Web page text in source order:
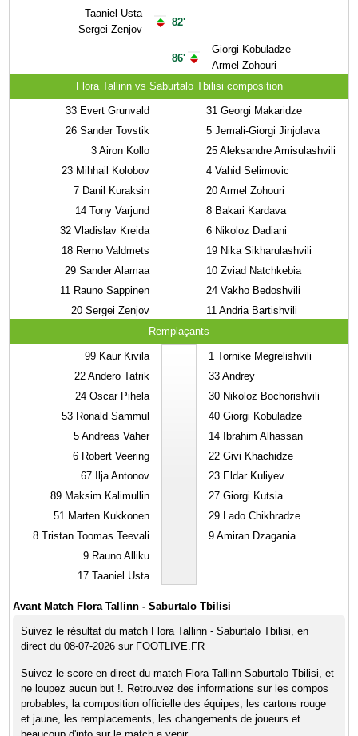
Taaniel Usta
Sergei Zenjov
82'
86'
Giorgi Kobuladze
Armel Zohouri
Flora Tallinn vs Saburtalo Tbilisi composition
33 Evert Grunvald
26 Sander Tovstik
3 Airon Kollo
23 Mihhail Kolobov
7 Danil Kuraksin
14 Tony Varjund
32 Vladislav Kreida
18 Remo Valdmets
29 Sander Alamaa
11 Rauno Sappinen
20 Sergei Zenjov
31 Georgi Makaridze
5 Jemali-Giorgi Jinjolava
25 Aleksandre Amisulashvili
4 Vahid Selimovic
20 Armel Zohouri
8 Bakari Kardava
6 Nikoloz Dadiani
19 Nika Sikharulashvili
10 Zviad Natchkebia
24 Vakho Bedoshvili
11 Andria Bartishvili
Remplaçants
99 Kaur Kivila
22 Andero Tatrik
24 Oscar Pihela
53 Ronald Sammul
5 Andreas Vaher
6 Robert Veering
67 Ilja Antonov
89 Maksim Kalimullin
51 Marten Kukkonen
8 Tristan Toomas Teevali
9 Rauno Alliku
17 Taaniel Usta
1 Tornike Megrelishvili
33 Andrey
30 Nikoloz Bochorishvili
40 Giorgi Kobuladze
14 Ibrahim Alhassan
22 Givi Khachidze
23 Eldar Kuliyev
27 Giorgi Kutsia
29 Lado Chikhradze
9 Amiran Dzagania
Avant Match Flora Tallinn - Saburtalo Tbilisi
Suivez le résultat du match Flora Tallinn - Saburtalo Tbilisi, en
direct du 08-07-2026 sur FOOTLIVE.FR
Suivez le score en direct du match Flora Tallinn Saburtalo Tbilisi, et
ne loupez aucun but !. Retrouvez des informations sur les compos
probables, la composition officielle des équipes, les cartons rouge
et jaune, les remplacements, les changements de joueurs et